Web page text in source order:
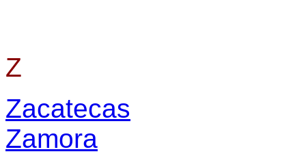
Z
Zacatecas
Zamora